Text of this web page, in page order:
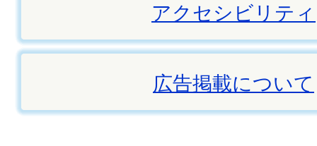
アクセシビリティ
広告掲載について